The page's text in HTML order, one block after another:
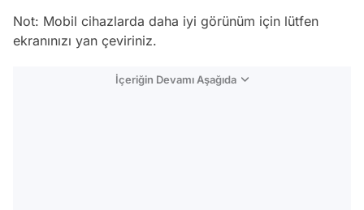
Not: Mobil cihazlarda daha iyi görünüm için lütfen
ekranınızı yan çeviriniz.
İçeriğin Devamı Aşağıda